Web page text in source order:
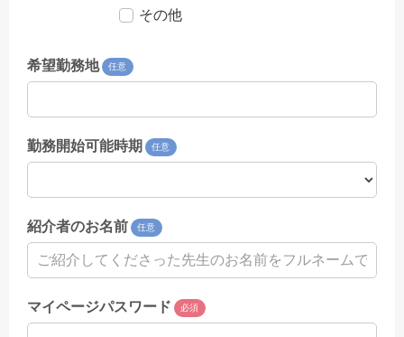
その他
希望勤務地 任意
勤務開始可能時期 任意
紹介者のお名前 任意
マイページパスワード 必須